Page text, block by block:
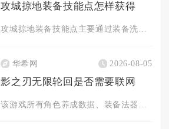
攻城掠地装备技能点怎样获得
华希网 2026-08-05
影之刃无限轮回是否需要联网